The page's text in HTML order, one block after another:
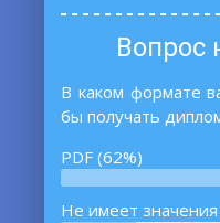
Вопрос
В каком формате
бы получать
PDF (62%)
Не имеет